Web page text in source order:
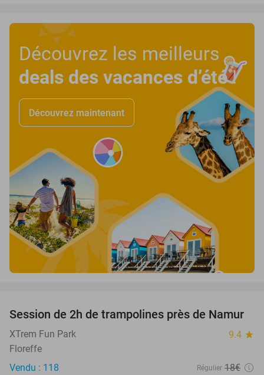
Découvrez les meilleurs
deals des vacances d’été!
Découvrez maintenant
39%
Session de 2h de trampolines près de Namur
XTrem Fun Park 9.4 star
Floreffe
Vendu : 118
Régulier 18€